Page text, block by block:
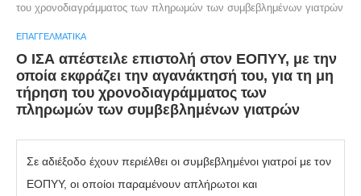
του χρονοδιαγράμματος των πληρωμών των συμβεβλημένων γιατρών
ΕΠΑΓΓΕΛΜΑΤΙΚΆ
Ο ΙΣΑ απέστειλε επιστολή στον ΕΟΠΥΥ, με την
οποία εκφράζει την αγανάκτησή του, για τη μη
τήρηση του χρονοδιαγράμματος των
πληρωμών των συμβεβλημένων γιατρών
Σε αδιέξοδο έχουν περιέλθει οι συμβεβλημένοι γιατροί με τον
ΕΟΠΥΥ, οι οποίοι παραμένουν απλήρωτοι και